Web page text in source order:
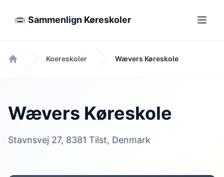
Sammenlign Køreskoler
Forside
Koereskoler Wævers Køreskole
Wævers Køreskole
Stavnsvej 27, 8381 Tilst, Denmark